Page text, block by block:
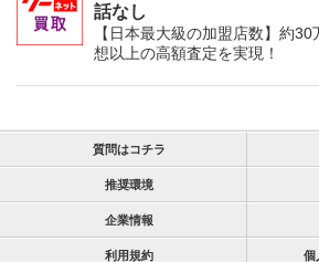
話なし
【日本最大級の加盟店数】約
想以上の高額査定を実現！
質問はコチラ
推奨環境
企業情報
利用規約 個